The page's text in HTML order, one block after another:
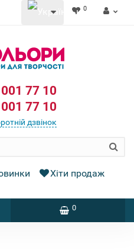
0
001 77 10
001 77 10
дзвінок
Хіти продаж
0